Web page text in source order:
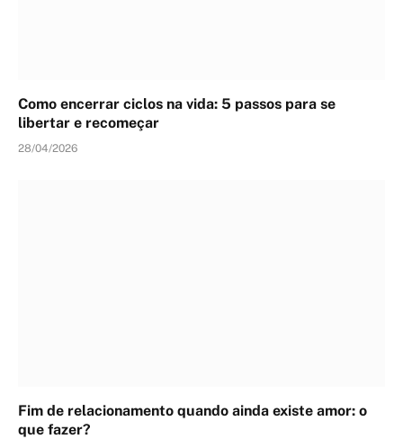
Como encerrar ciclos na vida: 5 passos para se
libertar e recomeçar
28/04/2026
Fim de relacionamento quando ainda existe amor: o
que fazer?